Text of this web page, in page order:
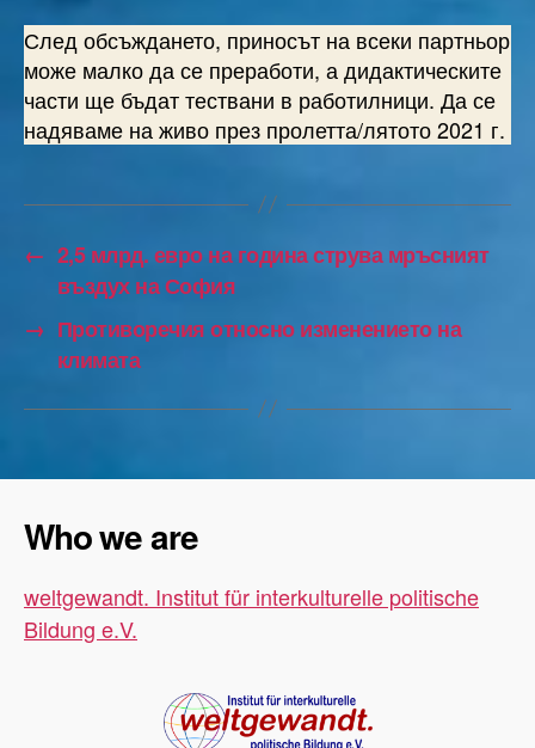
След обсъждането, приносът на всеки партньор
може малко да се преработи, а дидактическите
части ще бъдат тествани в работилници. Да се
надяваме на живо през пролетта/лятото 2021 г.
← 2,5 млрд. евро на година струва мръсният
въздух на София
→ Противоречия относно изменението на
климата
Who we are
weltgewandt. Institut für interkulturelle politische
Bildung e.V.